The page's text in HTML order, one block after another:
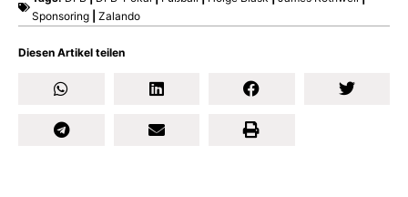
Diesen Artikel teilen
Sponsoring
Zalando